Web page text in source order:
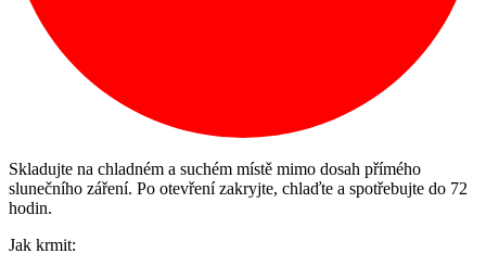
Skladujte na chladném a suchém místě mimo dosah přímého
slunečního záření. Po otevření zakryjte, chlaďte a spotřebujte do 72
hodin.
Jak krmit: